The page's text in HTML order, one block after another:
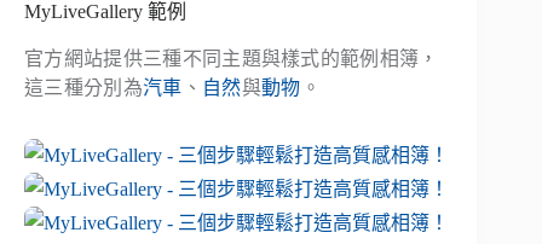
MyLiveGallery 範例
官方網站提供三種不同主題與樣式的範例相簿，
這三種分別為汽車 、 自然與動物 。